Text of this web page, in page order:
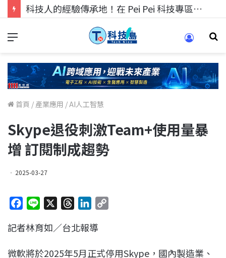
科技人找工作，就到TECH+ 科技專區!
首頁 / 產業應用 /AI人工智慧
Skype退役刺激Team+使用量暴
增 訂閱制成趨勢
2025-03-27
c
b
n
r
a
n
e
L
記者林育如／台北報導
微軟將於2025年5月正式停用Skype，國內製造業、